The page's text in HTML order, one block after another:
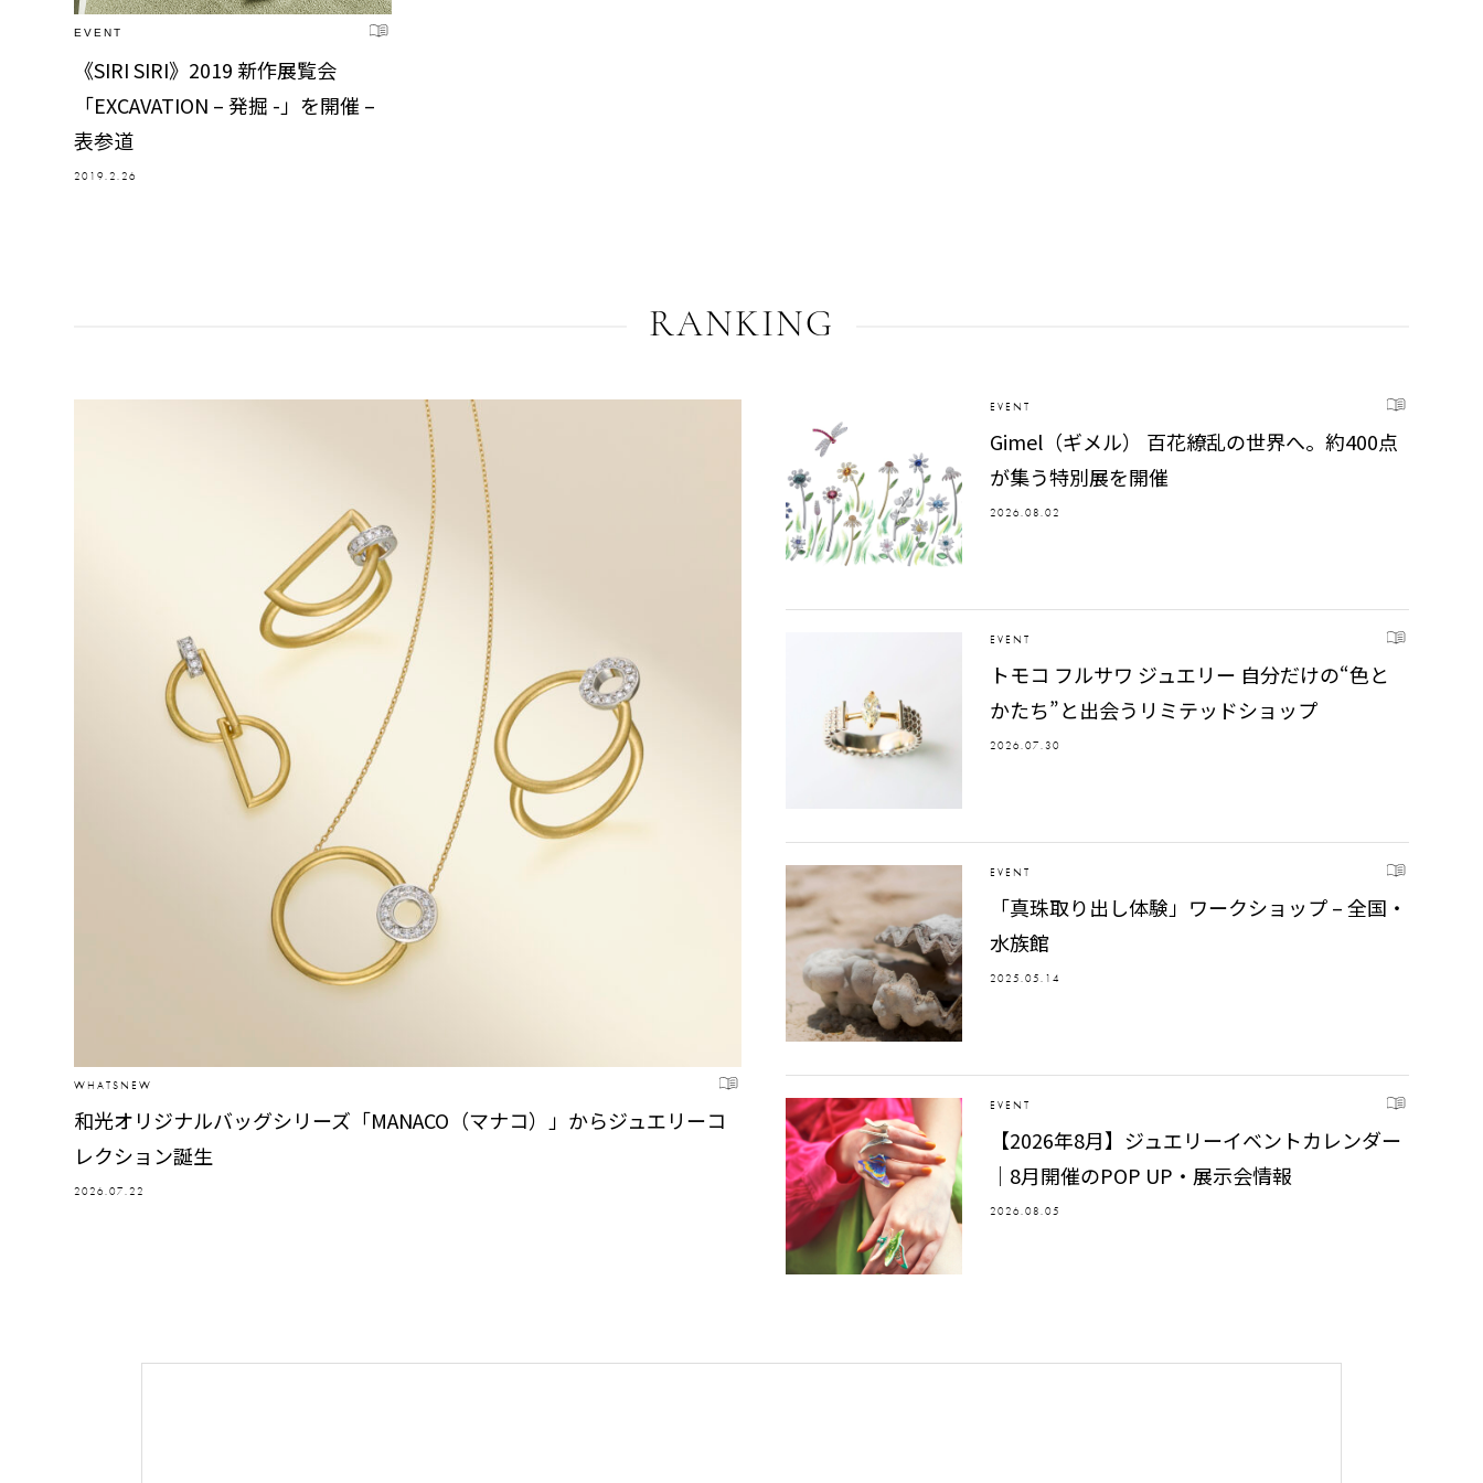
EVENT
《SIRI SIRI》2019 新作展覧会
「EXCAVATION – 発掘 -」を開催 –
表参道
2019.2.26
RANKING
WHATSNEW
和光オリジナルバッグシリーズ「MANACO（マナコ）」からジュエリーコ
レクション誕生
2026.07.22
EVENT
Gimel（ギメル） 百花繚乱の世界へ。約400点
が集う特別展を開催
2026.08.02
EVENT
トモコ フルサワ ジュエリー 自分だけの“色と
かたち”と出会うリミテッドショップ
2026.07.30
EVENT
「真珠取り出し体験」ワークショップ – 全国・
水族館
2025.05.14
EVENT
【2026年8月】ジュエリーイベントカレンダー
｜8月開催のPOP UP・展示会情報
2026.08.05